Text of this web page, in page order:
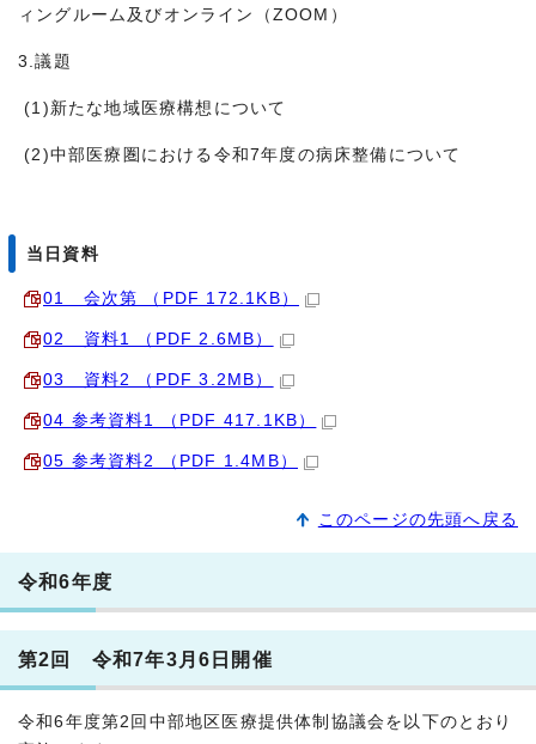
ィングルーム及びオンライン（ZOOM）
3.議題
(1)新たな地域医療構想について
(2)中部医療圏における令和7年度の病床整備について
当日資料
01 会次第 （PDF 172.1KB）
02 資料1 （PDF 2.6MB）
03 資料2 （PDF 3.2MB）
04 参考資料1 （PDF 417.1KB）
05 参考資料2 （PDF 1.4MB）
このページの先頭へ戻る
令和6年度
第2回 令和7年3月6日開催
令和6年度第2回中部地区医療提供体制協議会を以下のとおり